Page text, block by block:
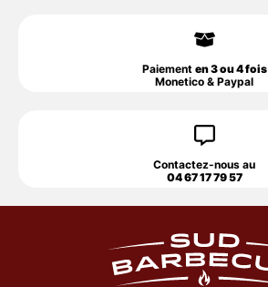
Paiement en 3 ou 4 fois
Monetico & Paypal
Contactez-nous au
04 67 17 79 57